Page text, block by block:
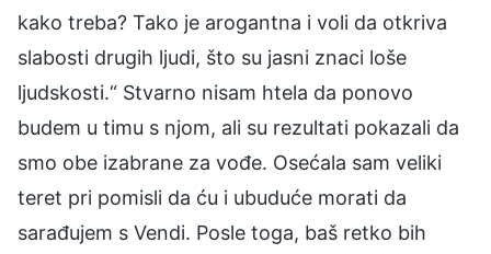
kako treba? Tako je arogantna i voli da otkriva
slabosti drugih ljudi, što su jasni znaci loše
ljudskosti.“ Stvarno nisam htela da ponovo
budem u timu s njom, ali su rezultati pokazali da
smo obe izabrane za vođe. Osećala sam veliki
teret pri pomisli da ću i ubuduće morati da
sarađujem s Vendi. Posle toga, baš retko bih